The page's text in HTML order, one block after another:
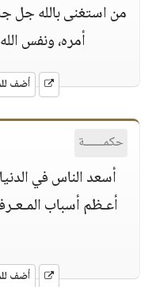
من استغنى بالله جل
أمره، ونفس
أضف
حكمــــــة
أسعد الناس في
أعـظم أسباب
أضف